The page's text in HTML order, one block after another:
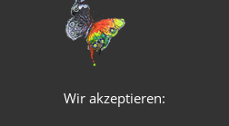
Wir akzeptieren: